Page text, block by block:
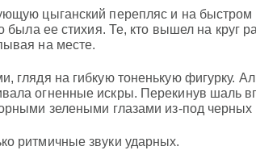
цыганский перепляс и на
была ее стихия. Те, кто вышел на круг
на месте.
глядя на гибкую тоненькую фигурку.
огненные искры. Перекинув шаль
зелеными глазами из-под черных
ритмичные звуки ударных.